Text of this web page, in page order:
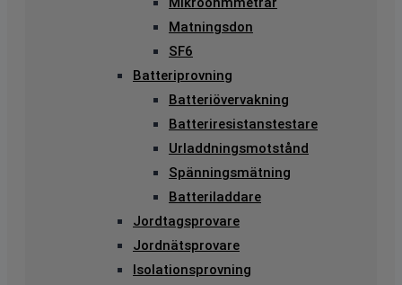
Matningsdon
SF6
Batteriprovning
Batteriövervakning
Batteriresistanstestare
Urladdningsmotstånd
Spänningsmätning
Batteriladdare
Jordtagsprovare
Jordnätsprovare
Isolationsprovning